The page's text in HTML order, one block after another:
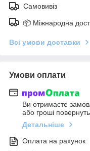
Самовивіз
📦 Міжнародна
Всі умови доставки
Умови оплати
Ви отримаєте
або гроші
Детальніше
Оплата на рахунок